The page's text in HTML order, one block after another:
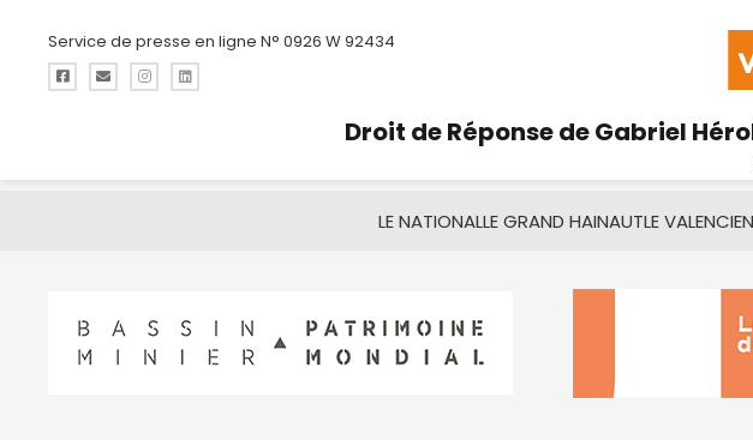
Service de presse en ligne N° 0926 W 92434
Droit de Réponse de Gabriel
LE NATIONALLE GRAND HAINAUTLE